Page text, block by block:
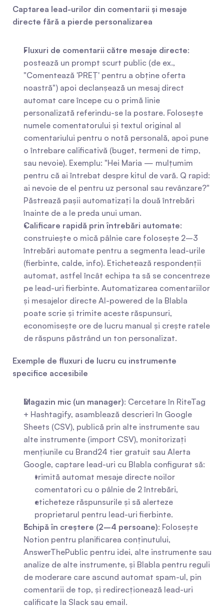
Captarea lead-urilor din comentarii și mesaje
directe fără a pierde personalizarea
Fluxuri de comentarii către mesaje directe:
postează un prompt scurt public (de ex.,
"Comentează 'PREȚ' pentru a obține oferta
noastră") apoi declanșează un mesaj direct
automat care începe cu o primă linie
personalizată referindu-se la postare. Folosește
numele comentatorului și textul original al
comentariului pentru o notă personală, apoi pune
o întrebare calificativă (buget, termeni de timp,
sau nevoie). Exemplu: "Hei Maria — mulțumim
pentru că ai întrebat despre kitul de vară. Q rapid:
ai nevoie de el pentru uz personal sau revânzare?"
Păstrează pașii automatizați la două întrebări
înainte de a le preda unui uman.
Calificare rapidă prin întrebări automate:
construiește o mică pâlnie care folosește 2–3
întrebări automate pentru a segmenta lead-urile
(fierbinte, calde, info). Etichetează respondenții
automat, astfel încât echipa ta să se concentreze
pe lead-uri fierbinte. Automatizarea comentariilor
și mesajelor directe AI-powered de la Blabla
poate scrie și trimite aceste răspunsuri,
economisește ore de lucru manual și crește ratele
de răspuns păstrând un ton personalizat.
Exemple de fluxuri de lucru cu instrumente
specifice accesibile
Magazin mic (un manager): Cercetare în RiteTag
+ Hashtagify, asamblează descrieri în Google
Sheets (CSV), publică prin alte instrumente sau
alte instrumente (import CSV), monitorizați
mențiunile cu Brand24 tier gratuit sau Alerta
Google, captare lead-uri cu Blabla configurat să:
trimită automat mesaje directe noilor
comentatori cu o pâlnie de 2 întrebări,
eticheteze răspunsurile și să alerteze
proprietarul pentru lead-uri fierbinte.
Echipă în creștere (2–4 persoane): Folosește
Notion pentru planificarea conținutului,
AnswerThePublic pentru idei, alte instrumente sau
analize de alte instrumente, și Blabla pentru reguli
de moderare care ascund automat spam-ul, pin
comentarii de top, și redirecționează lead-uri
calificate la Slack sau email.